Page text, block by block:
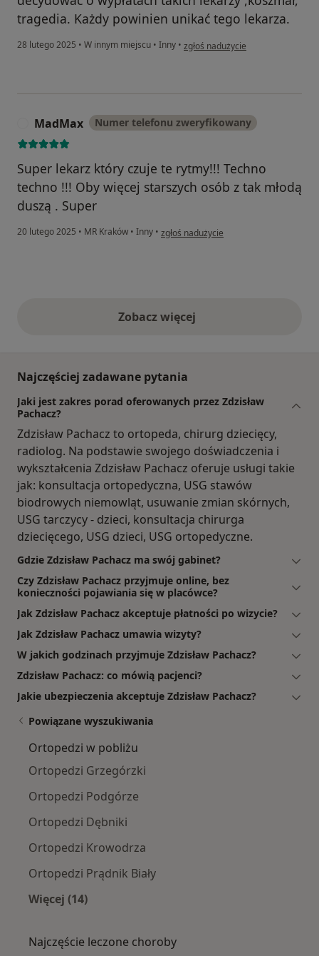
tragedia. Każdy powinien unikać tego lekarza.
28 lutego 2025 • W innym miejscu • Inny • w opinii użytkownika HS
zgłoś nadużycie
MadMax Numer telefonu zweryfikowany
Super lekarz który czuje te rytmy!!! Techno
techno !!! Oby więcej starszych osób z tak młodą
duszą . Super
20 lutego 2025 • MR Kraków • Inny • w opinii użytkownika MadMax
zgłoś nadużycie
Zobacz więcejopinie powyżej
Najczęściej zadawane pytania
Jaki jest zakres porad oferowanych przez Zdzisław
Pachacz?
Zdzisław Pachacz to ortopeda, chirurg dziecięcy,
radiolog. Na podstawie swojego doświadczenia i
wykształcenia Zdzisław Pachacz oferuje usługi takie
jak: konsultacja ortopedyczna, USG stawów
biodrowych niemowląt, usuwanie zmian skórnych,
USG tarczycy - dzieci, konsultacja chirurga
dziecięcego, USG dzieci, USG ortopedyczne.
Gdzie Zdzisław Pachacz ma swój gabinet?
Czy Zdzisław Pachacz przyjmuje online, bez
konieczności pojawiania się w placówce?
Jak Zdzisław Pachacz akceptuje płatności po wizycie?
Jak Zdzisław Pachacz umawia wizyty?
W jakich godzinach przyjmuje Zdzisław Pachacz?
Zdzisław Pachacz: co mówią pacjenci?
Jakie ubezpieczenia akceptuje Zdzisław Pachacz?
Powiązane wyszukiwania
Ortopedzi w pobliżu
Ortopedzi Grzegórzki
Ortopedzi Podgórze
Ortopedzi Dębniki
Ortopedzi Krowodrza
Ortopedzi Prądnik Biały
Więcej (14)
Najczęście leczone choroby